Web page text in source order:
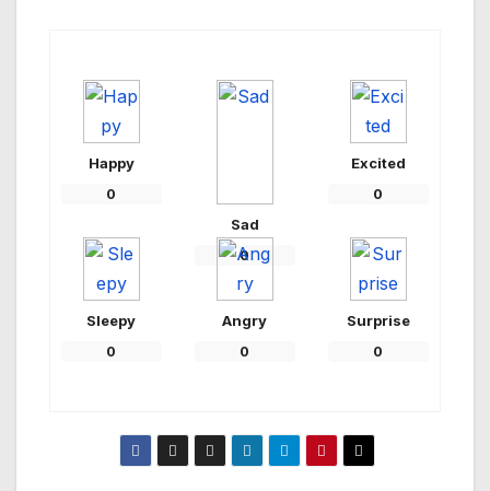
Happy
0
Sad
0
Excited
0
Sleepy
0
Angry
0
Surprise
0